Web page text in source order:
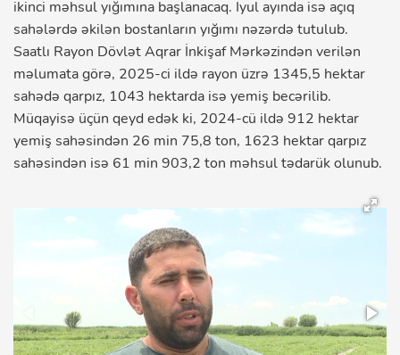
ikinci məhsul yığımına başlanacaq. İyul ayında isə açıq
sahələrdə əkilən bostanların yığımı nəzərdə tutulub.
Saatlı Rayon Dövlət Aqrar İnkişaf Mərkəzindən verilən
məlumata görə, 2025-ci ildə rayon üzrə 1345,5 hektar
sahədə qarpız, 1043 hektarda isə yemiş becərilib.
Müqayisə üçün qeyd edək ki, 2024-cü ildə 912 hektar
yemiş sahəsindən 26 min 75,8 ton, 1623 hektar qarpız
sahəsindən isə 61 min 903,2 ton məhsul tədarük olunub.